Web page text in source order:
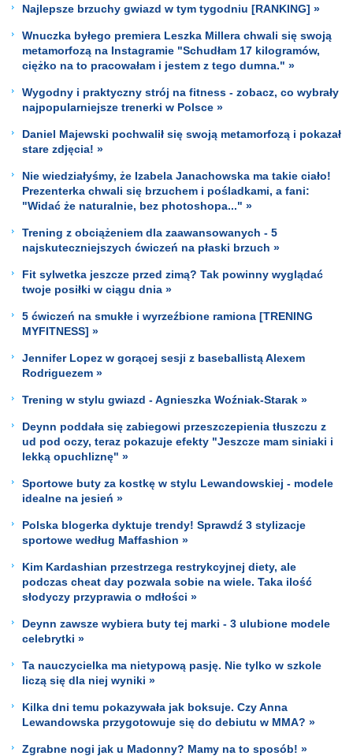
Najlepsze brzuchy gwiazd w tym tygodniu [RANKING] »
Wnuczka byłego premiera Leszka Millera chwali się swoją
metamorfozą na Instagramie "Schudłam 17 kilogramów,
ciężko na to pracowałam i jestem z tego dumna." »
Wygodny i praktyczny strój na fitness - zobacz, co wybrały
najpopularniejsze trenerki w Polsce »
Daniel Majewski pochwalił się swoją metamorfozą i pokazał
stare zdjęcia! »
Nie wiedziałyśmy, że Izabela Janachowska ma takie ciało!
Prezenterka chwali się brzuchem i pośladkami, a fani:
"Widać że naturalnie, bez photoshopa..." »
Trening z obciążeniem dla zaawansowanych - 5
najskuteczniejszych ćwiczeń na płaski brzuch »
Fit sylwetka jeszcze przed zimą? Tak powinny wyglądać
twoje posiłki w ciągu dnia »
5 ćwiczeń na smukłe i wyrzeźbione ramiona [TRENING
MYFITNESS] »
Jennifer Lopez w gorącej sesji z baseballistą Alexem
Rodriguezem »
Trening w stylu gwiazd - Agnieszka Woźniak-Starak »
Deynn poddała się zabiegowi przeszczepienia tłuszczu z
ud pod oczy, teraz pokazuje efekty "Jeszcze mam siniaki i
lekką opuchliznę" »
Sportowe buty za kostkę w stylu Lewandowskiej - modele
idealne na jesień »
Polska blogerka dyktuje trendy! Sprawdź 3 stylizacje
sportowe według Maffashion »
Kim Kardashian przestrzega restrykcyjnej diety, ale
podczas cheat day pozwala sobie na wiele. Taka ilość
słodyczy przyprawia o mdłości »
Deynn zawsze wybiera buty tej marki - 3 ulubione modele
celebrytki »
Ta nauczycielka ma nietypową pasję. Nie tylko w szkole
liczą się dla niej wyniki »
Kilka dni temu pokazywała jak boksuje. Czy Anna
Lewandowska przygotowuje się do debiutu w MMA? »
Zgrabne nogi jak u Madonny? Mamy na to sposób! »